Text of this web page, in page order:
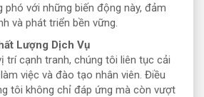
phó với những biến động này, đảm
và phát triển bền vững.
Lượng Dịch Vụ
trí cạnh tranh, chúng tôi liên tục cải
việc và đào tạo nhân viên. Điều
tôi không chỉ đáp ứng mà còn vượt